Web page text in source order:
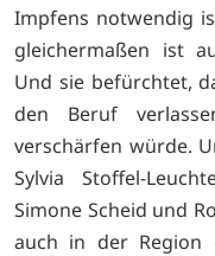
Impfens notwendig
gleichermaßen ist
Und sie befürchtet,
den Beruf
verschärfen würde.
Sylvia Stoffel-
Simone Scheid und
auch in der Region